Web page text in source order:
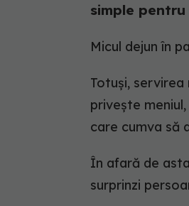
simple
Micul dejun în
Totuși,
privește
care cumva să
În afară de
surprinzi